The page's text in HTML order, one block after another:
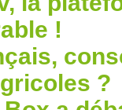
!
?